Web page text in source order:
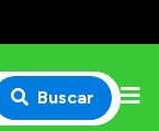
Buscar